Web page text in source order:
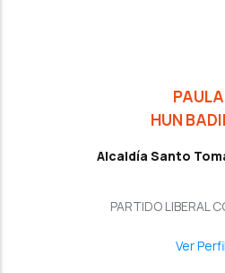
PAULA
HUN
Alcaldía Santo
PARTIDO LIBERAL
Ver Perfil